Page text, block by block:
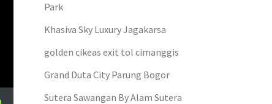
Park
Khasiva Sky Luxury Jagakarsa
golden cikeas exit tol cimanggis
Grand Duta City Parung Bogor
Sutera Sawangan By Alam Sutera